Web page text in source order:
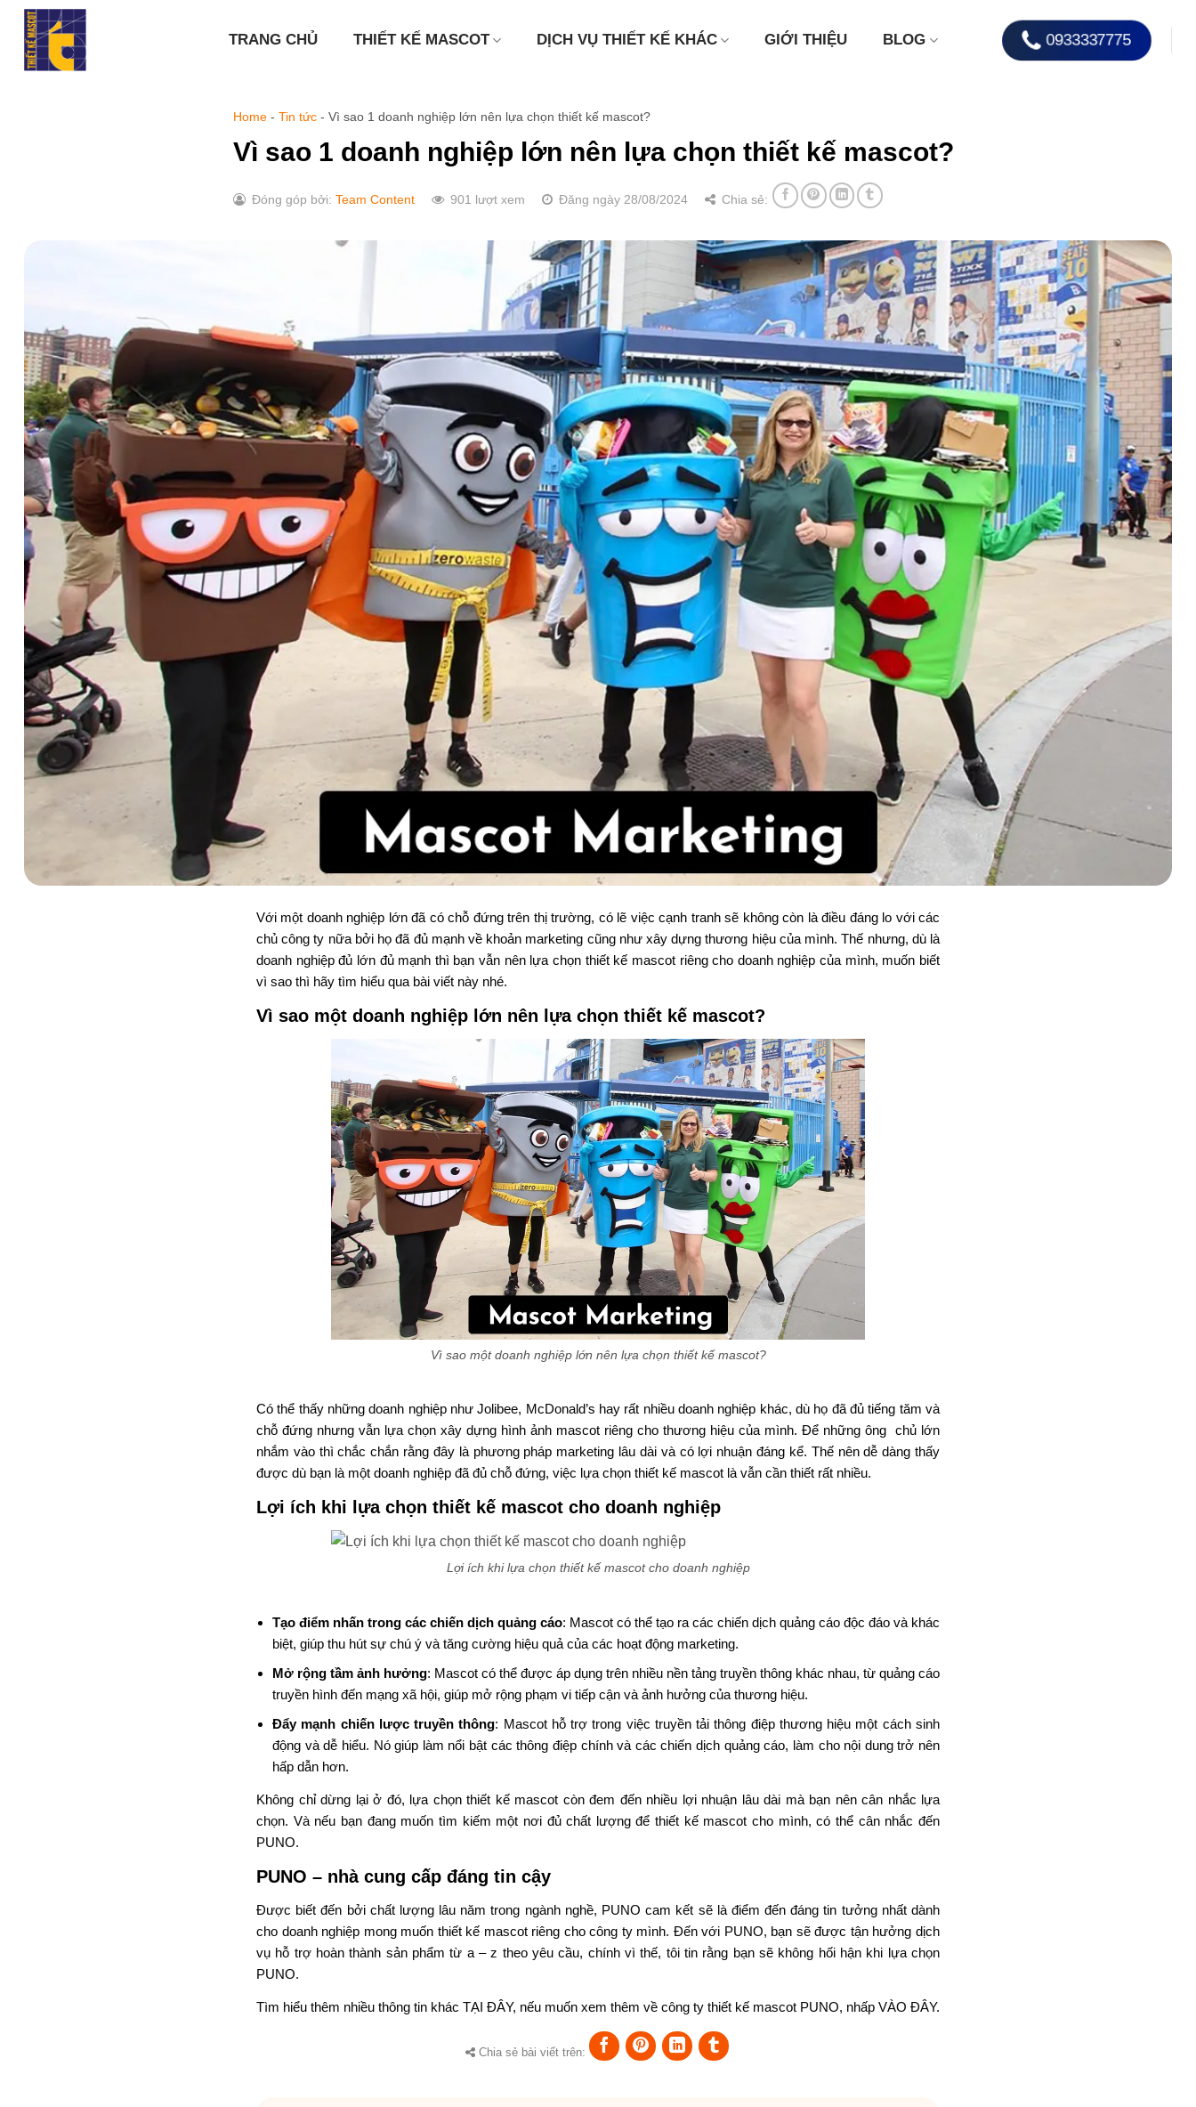
Chuyển
TRANG CHỦ THIẾT KẾ MASCOT DỊCH VỤ THIẾT KẾ KHÁC GIỚI THIỆU BLOG 0933337775
Home - Tin tức - Vì sao 1 doanh nghiệp lớn nên lựa chọn thiết kế mascot?
Vì sao 1 doanh nghiệp lớn nên lựa chọn thiết kế mascot?
Đóng góp bởi: Team Content 901 lượt xem Đăng ngày 28/08/2024 Chia sẻ:
Với một doanh nghiệp lớn đã có chỗ đứng trên thị trường, có lẽ việc cạnh tranh sẽ không còn là điều đáng lo với các
chủ công ty nữa bởi họ đã đủ mạnh về khoản marketing cũng như xây dựng thương hiệu của mình. Thế nhưng, dù là
doanh nghiệp đủ lớn đủ mạnh thì bạn vẫn nên lựa chọn thiết kế mascotriêng cho doanh nghiệp của mình, muốn biết
vì sao thì hãy tìm hiểu qua bài viết này nhé.
Vì sao một doanh nghiệp lớn nên lựa chọn thiết kế mascot?
Vì sao một doanh nghiệp lớn nên lựa chọn thiết kế mascot?
Có thể thấy những doanh nghiệp như Jolibee, McDonald’s hay rất nhiều doanh nghiệp khác, dù họ đã đủ tiếng tăm và
chỗ đứng nhưng vẫn lựa chọn xây dựng hình ảnh mascot riêng cho thương hiệu của mình. Để những ông chủ lớn
nhắm vào thì chắc chắn rằng đây là phương pháp marketing lâu dài và có lợi nhuận đáng kể. Thế nên dễ dàng thấy
được dù bạn là một doanh nghiệp đã đủ chỗ đứng, việc lựa chọn thiết kế mascot là vẫn cần thiết rất nhiều.
Lợi ích khi lựa chọn thiết kế mascot cho doanh nghiệp
Lợi ích khi lựa chọn thiết kế mascot cho doanh nghiệp
Tạo điểm nhấn trong các chiến dịch quảng cáo: Mascot có thể tạo ra các chiến dịch quảng cáo độc đáo và khác
biệt, giúp thu hút sự chú ý và tăng cường hiệu quả của các hoạt động marketing.
Mở rộng tầm ảnh hưởng: Mascot có thể được áp dụng trên nhiều nền tảng truyền thông khác nhau, từ quảng cáo
truyền hình đến mạng xã hội, giúp mở rộng phạm vi tiếp cận và ảnh hưởng của thương hiệu.
Đẩy mạnh chiến lược truyền thông: Mascot hỗ trợ trong việc truyền tải thông điệp thương hiệu một cách sinh
động và dễ hiểu. Nó giúp làm nổi bật các thông điệp chính và các chiến dịch quảng cáo, làm cho nội dung trở nên
hấp dẫn hơn.
Không chỉ dừng lại ở đó, lựa chọn thiết kế mascot còn đem đến nhiều lợi nhuận lâu dài mà bạn nên cân nhắc lựa
chọn. Và nếu bạn đang muốn tìm kiếm một nơi đủ chất lượng để thiết kế mascot cho mình, có thể cân nhắc đến
PUNO.
PUNO – nhà cung cấp đáng tin cậy
Được biết đến bởi chất lượng lâu năm trong ngành nghề, PUNO cam kết sẽ là điểm đến đáng tin tưởng nhất dành
cho doanh nghiệp mong muốn thiết kế mascot riêng cho công ty mình. Đến với PUNO, bạn sẽ được tận hưởng dịch
vụ hỗ trợ hoàn thành sản phẩm từ a – z theo yêu cầu, chính vì thế, tôi tin rằng bạn sẽ không hối hận khi lựa chọn
PUNO.
Tìm hiểu thêm nhiều thông tin khác TẠI ĐÂY, nếu muốn xem thêm về công ty thiết kế mascot PUNO, nhấp VÀO ĐÂY.
Chia sẻ bài viết trên: